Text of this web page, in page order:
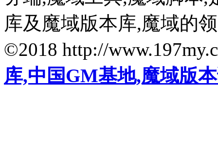
库及魔域版本库,魔域的
©2018 http://
库,中国GM基地,魔域版